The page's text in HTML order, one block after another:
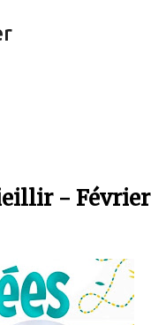
- Février